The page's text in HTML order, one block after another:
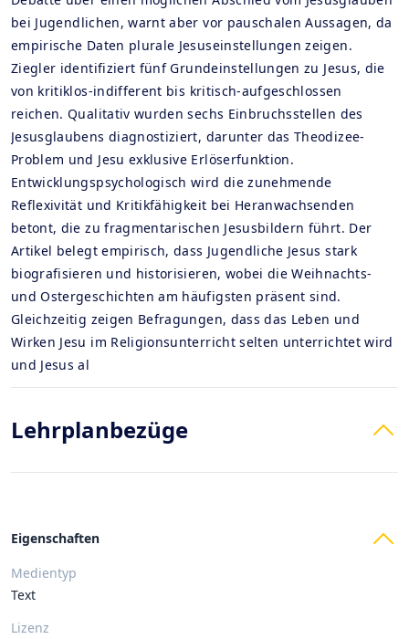
bei Jugendlichen, warnt aber vor pauschalen Aussagen, da
empirische Daten plurale Jesuseinstellungen zeigen.
Ziegler identifiziert fünf Grundeinstellungen zu Jesus, die
von kritiklos-indifferent bis kritisch-aufgeschlossen
reichen. Qualitativ wurden sechs Einbruchsstellen des
Jesusglaubens diagnostiziert, darunter das Theodizee-
Problem und Jesu exklusive Erlöserfunktion.
Entwicklungspsychologisch wird die zunehmende
Reflexivität und Kritikfähigkeit bei Heranwachsenden
betont, die zu fragmentarischen Jesusbildern führt. Der
Artikel belegt empirisch, dass Jugendliche Jesus stark
biografisieren und historisieren, wobei die Weihnachts-
und Ostergeschichten am häufigsten präsent sind.
Gleichzeitig zeigen Befragungen, dass das Leben und
Wirken Jesu im Religionsunterricht selten unterrichtet wird
und Jesus al
Lehrplanbezüge
Eigenschaften
Medientyp
Text
Lizenz